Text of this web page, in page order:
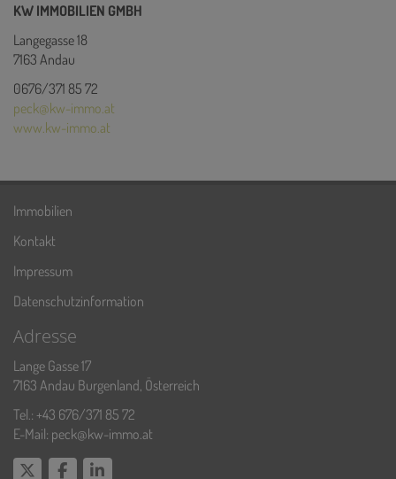
KW IMMOBILIEN GMBH
Langegasse 18
7163 Andau
0676/371 85 72
peck@kw-immo.at
www.kw-immo.at
Immobilien
Kontakt
Impressum
Datenschutzinformation
Adresse
Lange Gasse 17
7163 Andau Burgenland, Österreich
Tel.: +43 676/371 85 72
E-Mail: peck@kw-immo.at